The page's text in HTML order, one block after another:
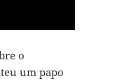
o
um papo